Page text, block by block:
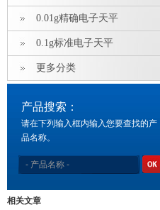
0.01g精确电子天平
0.1g标准电子天平
更多分类
产品搜索：
请在下列输入框内输入您要查找的产
品名称。
相关文章